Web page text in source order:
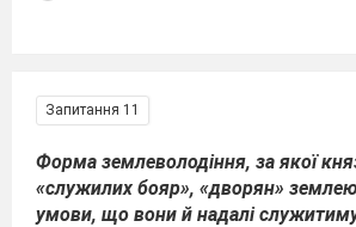
Запитання 11
Форма землеволодіння, за якої
«служилих бояр», «дворян»
умови, що вони й надалі